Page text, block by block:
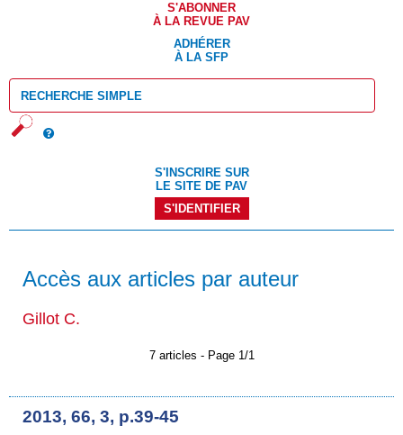
S'ABONNER
À LA REVUE PAV
ADHÉRER
À LA SFP
S'INSCRIRE SUR
LE SITE DE PAV
S'IDENTIFIER
Accès aux articles par auteur
Gillot C.
7 articles - Page 1/1
2013, 66, 3, p.39-45